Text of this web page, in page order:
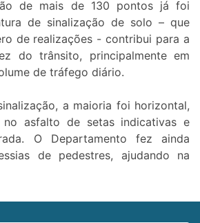
de mais de 130 pontos já foi
de sinalização de solo – que
de realizações - contribui para a
do trânsito, principalmente em
de tráfego diário.
a maioria foi horizontal,
asfalto de setas indicativas e
O Departamento fez ainda
de pedestres, ajudando na